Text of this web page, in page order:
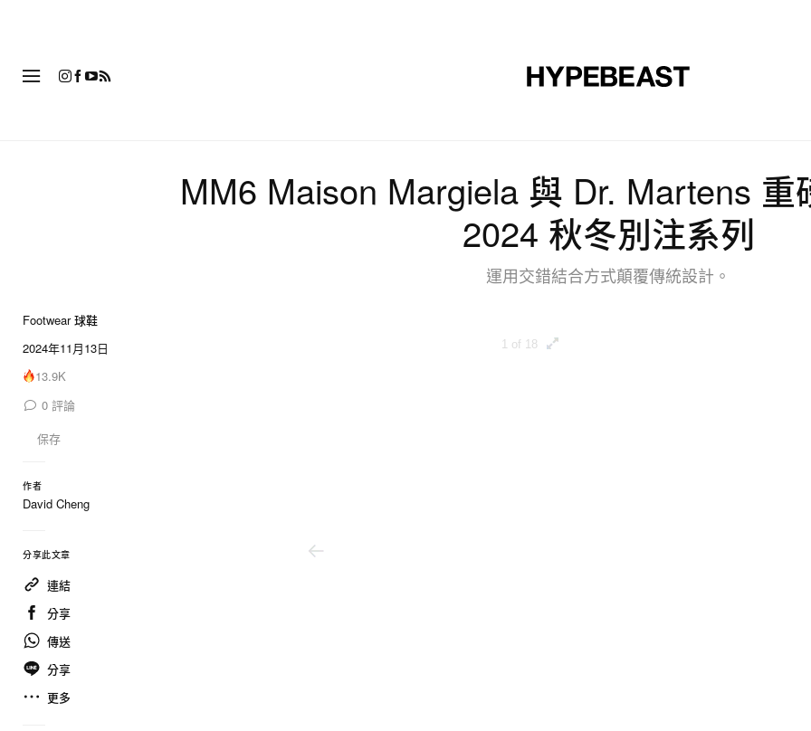
MM6 Maison Margiela 與 Dr. Martens 重
2024 秋冬別注系列
運用交錯結合方式顛覆傳統設計。
Footwear 球鞋
2024年11月13日
13.9K
0 評論
保存
作者
David Cheng
分享此文章
連結
分享
傳送
分享
更多
1 of 18